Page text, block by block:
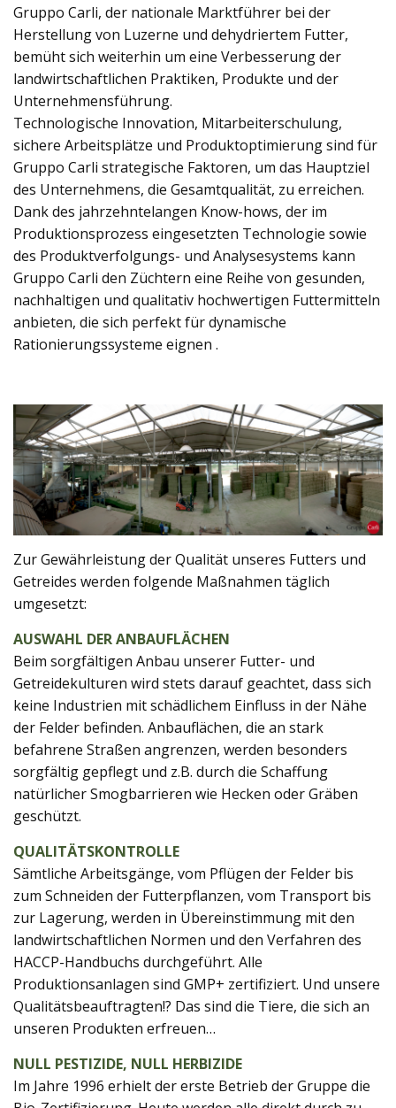
Gruppo Carli, der nationale Marktführer bei der
Herstellung von Luzerne und dehydriertem Futter,
bemüht sich weiterhin um eine Verbesserung der
landwirtschaftlichen Praktiken, Produkte und der
Unternehmensführung.
Technologische Innovation, Mitarbeiterschulung,
sichere Arbeitsplätze und Produktoptimierung sind für
Gruppo Carli strategische Faktoren, um das Hauptziel
des Unternehmens, die Gesamtqualität, zu erreichen.
Dank des jahrzehntelangen Know-hows, der im
Produktionsprozess eingesetzten Technologie sowie
des Produktverfolgungs- und Analysesystems kann
Gruppo Carli den Züchtern eine Reihe von gesunden,
nachhaltigen und qualitativ hochwertigen Futtermitteln
anbieten, die sich perfekt für dynamische
Rationierungssysteme eignen .
Zur Gewährleistung der Qualität unseres Futters und
Getreides werden folgende Maßnahmen täglich
umgesetzt:
AUSWAHL DER ANBAUFLÄCHEN
Beim sorgfältigen Anbau unserer Futter- und
Getreidekulturen wird stets darauf geachtet, dass sich
keine Industrien mit schädlichem Einfluss in der Nähe
der Felder befinden. Anbauflächen, die an stark
befahrene Straßen angrenzen, werden besonders
sorgfältig gepflegt und z.B. durch die Schaffung
natürlicher Smogbarrieren wie Hecken oder Gräben
geschützt.
QUALITÄTSKONTROLLE
Sämtliche Arbeitsgänge, vom Pflügen der Felder bis
zum Schneiden der Futterpflanzen, vom Transport bis
zur Lagerung, werden in Übereinstimmung mit den
landwirtschaftlichen Normen und den Verfahren des
HACCP-Handbuchs durchgeführt. Alle
Produktionsanlagen sind GMP+ zertifiziert. Und unsere
Qualitätsbeauftragten!? Das sind die Tiere, die sich an
unseren Produkten erfreuen…
NULL PESTIZIDE, NULL HERBIZIDE
Im Jahre 1996 erhielt der erste Betrieb der Gruppe die